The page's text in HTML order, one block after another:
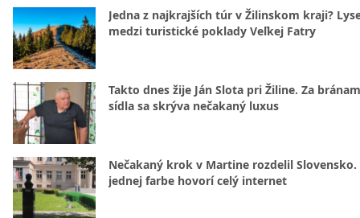
Jedna z najkrajších túr v Žilinskom kraji?
medzi turistické poklady Veľkej Fatry
Takto dnes žije Ján Slota pri Žiline. Za
sídla sa skrýva nečakaný luxus
Nečakaný krok v Martine rozdelil Slovensko.
jednej farbe hovorí celý internet